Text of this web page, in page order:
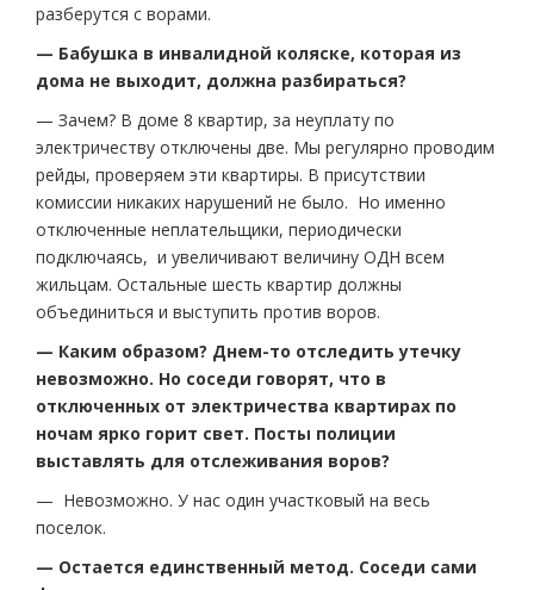
разберутся с ворами.
— Бабушка в инвалидной коляске, которая из
дома не выходит, должна разбираться?
— Зачем? В доме 8 квартир, за неуплату по
электричеству отключены две. Мы регулярно проводим
рейды, проверяем эти квартиры. В присутствии
комиссии никаких нарушений не было. Но именно
отключенные неплательщики, периодически
подключаясь, и увеличивают величину ОДН всем
жильцам. Остальные шесть квартир должны
объединиться и выступить против воров.
— Каким образом? Днем-то отследить утечку
невозможно. Но соседи говорят, что в
отключенных от электричества квартирах по
ночам ярко горит свет. Посты полиции
выставлять для отслеживания воров?
— Невозможно. У нас один участковый на весь
поселок.
— Остается единственный метод. Соседи сами